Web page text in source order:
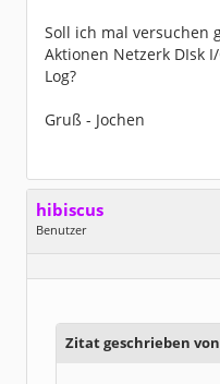
Soll ich mal versuchen
Aktionen Netzerk DIsk
Log?
Gruß - Jochen
hibiscus
Benutzer
Homepage:
willuhn.de/
Zitat geschrieben von